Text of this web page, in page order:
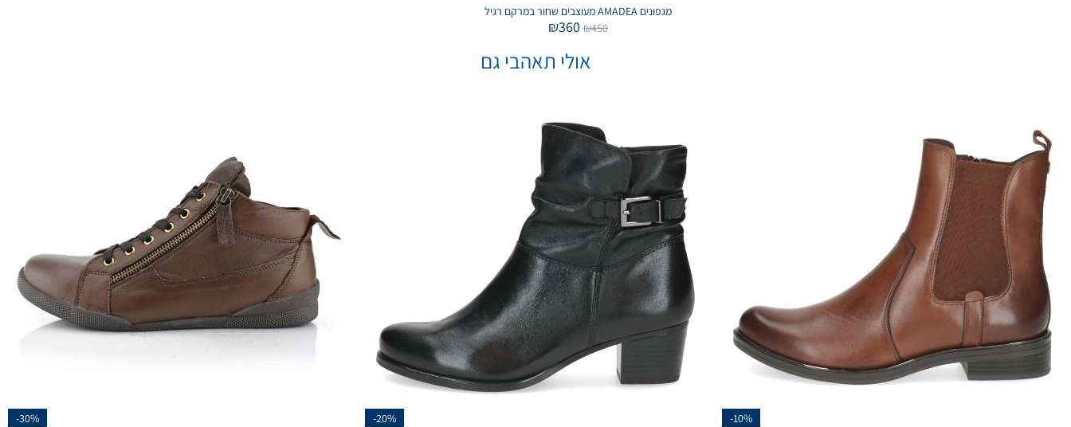
מגפונים AMADEA מעוצבים שחור במרקם רגיל
₪450
₪360
אולי תאהבי גם
-10%
-20%
-30%